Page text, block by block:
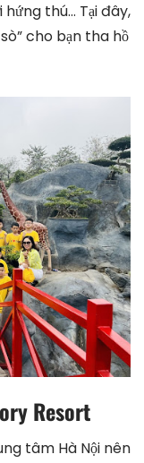
thú… Tại đây,
cho bạn tha hồ
Resort
tâm Hà Nội nên